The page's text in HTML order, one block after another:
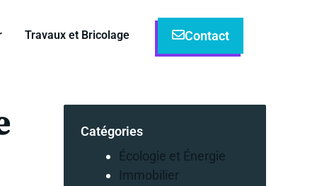
Travaux et Bricolage Contact
Catégories
Écologie et Énergie
Immobilier